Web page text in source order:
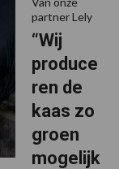
partner Lely
“Wij
produce
ren de
kaas zo
groen
mogelijk